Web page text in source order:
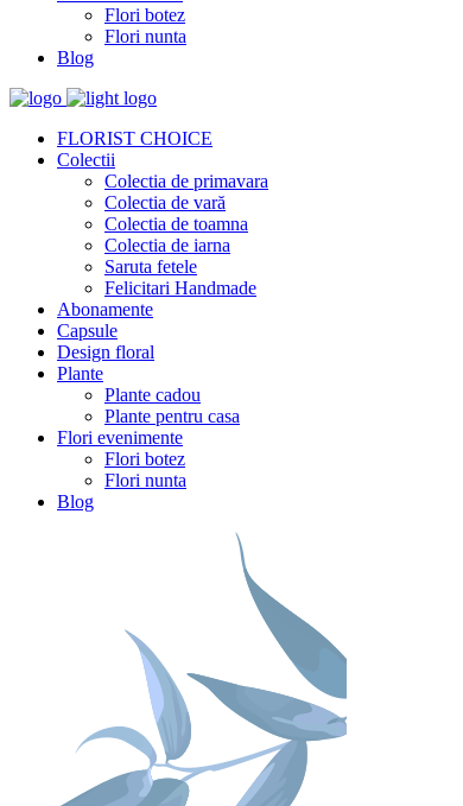
Flori botez
Flori nunta
Blog
FLORIST CHOICE
Colectii
Colectia de primavara
Colectia de vară
Colectia de toamna
Colectia de iarna
Saruta fetele
Felicitari Handmade
Abonamente
Capsule
Design floral
Plante
Plante cadou
Plante pentru casa
Flori evenimente
Flori botez
Flori nunta
Blog